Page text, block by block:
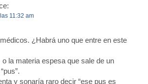
11:32 am
¿Habrá uno que entre en este
la materia espesa que sale de un
y sonaría raro decir “ese pus es